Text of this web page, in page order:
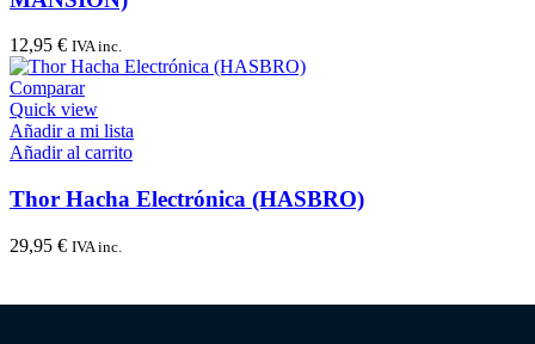
12,95 € IVA inc.
Comparar
Quick view
Añadir a mi lista
Añadir al carrito
Thor Hacha Electrónica (HASBRO)
29,95 € IVA inc.